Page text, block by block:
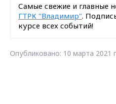
Самые свежие и главные
ГТРК "Владимир".
курсе всех событий!
Опубликовано: 10 марта 2021